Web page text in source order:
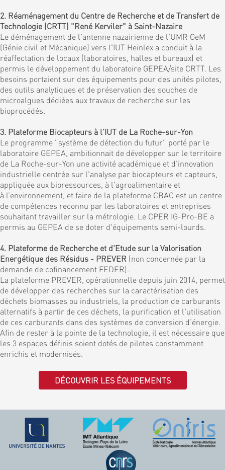
2. Réaménagement du Centre de Recherche et de Transfert de
Technologie (CRTT) "René Kerviler" à Saint-Nazaire
Le déménagement de l'antenne nazairienne de l'UMR GeM
(Génie civil et Mécanique) vers l'IUT Heinlex a conduit à la
réaffectation de locaux (laboratoires, halles et bureaux) et
permis le développement du laboratoire GEPEA/site CRTT. Les
besoins portaient sur des équipements pour des unités pilotes,
des outils analytiques et de préservation des souches de
microalgues dédiées aux travaux de recherche sur les
bioprocédés.
3. Plateforme Biocapteurs à l'IUT de La Roche-sur-Yon
Le programme "système de détection du futur" porté par le
laboratoire GEPEA, ambitionnait de développer sur le territoire
de La Roche-sur-Yon une activité académique et d'innovation
industrielle centrée sur l'analyse par biocapteurs et capteurs,
appliquée aux bioressources, à l'agroalimentaire et
à l’environnement, et faire de la plateforme CBAC est un centre
de compétences reconnu par les laboratoires et entreprises
souhaitant travailler sur la métrologie. Le CPER IG-Pro-BE a
permis au GEPEA de se doter d'équipements semi-lourds.
4. Plateforme de Recherche et d'Etude sur la Valorisation
Energétique des Résidus - PREVER (non concernée par la
demande de cofinancement FEDER).
La plateforme PREVER, opérationnelle depuis juin 2014, permet
de développer des recherches sur la caractérisation des
déchets biomasses ou industriels, la production de carburants
alternatifs à partir de ces déchets, la purification et l'utilisation
de ces carburants dans des systèmes de conversion d’énergie.
Afin de rester à la pointe de la technologie, il est nécessaire que
les 3 espaces définis soient dotés de pilotes constamment
enrichis et modernisés.
DÉCOUVRIR LES ÉQUIPEMENTS